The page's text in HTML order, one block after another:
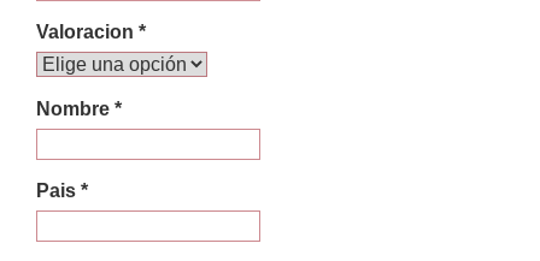
Valoracion *
Nombre *
Pais *